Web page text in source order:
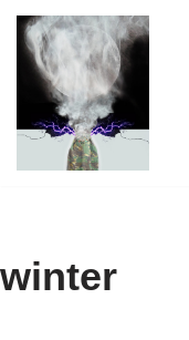
Ga
naar
inhoud
winter